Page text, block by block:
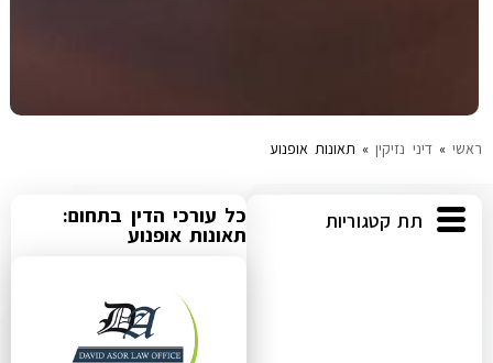
ראשי »דיני נזיקין» תאונות אופנוע
תת קטגוריות כל עורכי הדין בתחום:
תאונות אופנוע